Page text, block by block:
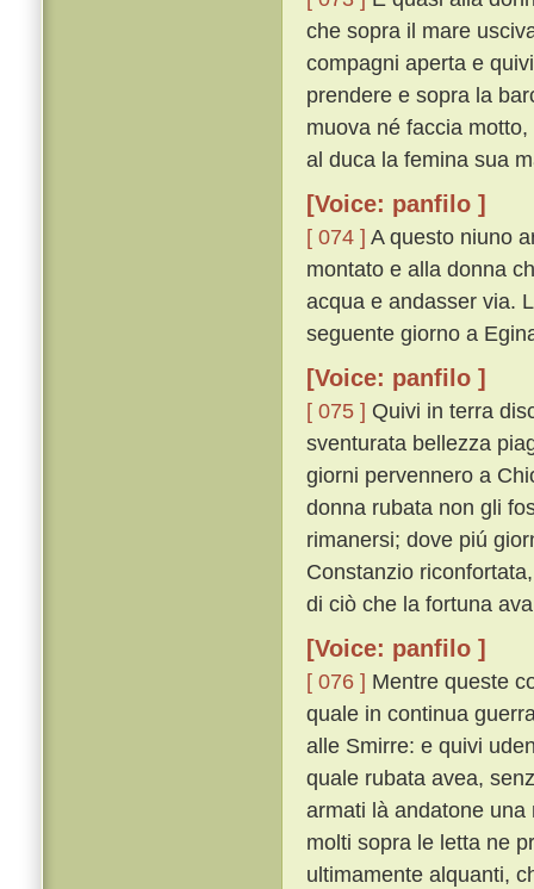
che sopra il mare
compagni aperta e
prendere e sopra la
muova né faccia
al duca la femina sua
[Voice: panfilo ]
[ 074 ] A questo niuno
montato e alla donna
acqua e andasser via.
seguente giorno a
[Voice: panfilo ]
[ 075 ] Quivi in terra
sventurata bellezza
giorni pervennero a
donna rubata non gli
rimanersi; dove piú
Constanzio
di ciò che la fortuna
[Voice: panfilo ]
[ 076 ] Mentre queste
quale in continua
alle Smirre: e quivi
quale rubata avea,
armati là andatone
molti sopra le letta ne
ultimamente alquanti,